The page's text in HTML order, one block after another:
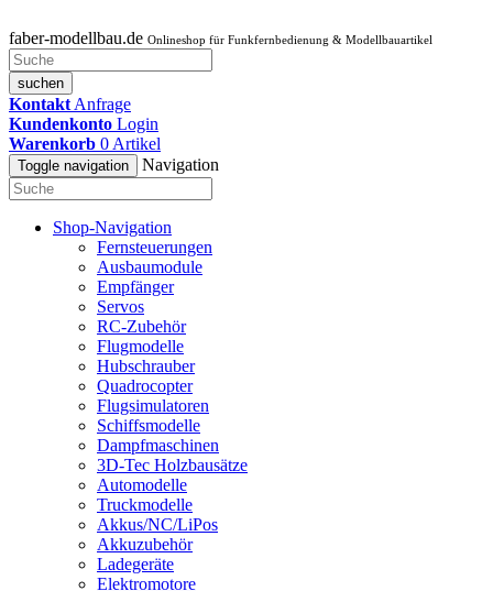
faber-modellbau.de Onlineshop für Funkfernbedienung & Modellbauartikel
suchen
Kontakt Anfrage
Kundenkonto Login
Warenkorb 0 Artikel
Toggle navigation Navigation
Shop-Navigation
Fernsteuerungen
Ausbaumodule
Empfänger
Servos
RC-Zubehör
Flugmodelle
Hubschrauber
Quadrocopter
Flugsimulatoren
Schiffsmodelle
Dampfmaschinen
3D-Tec Holzbausätze
Automodelle
Truckmodelle
Akkus/NC/LiPos
Akkuzubehör
Ladegeräte
Elektromotore